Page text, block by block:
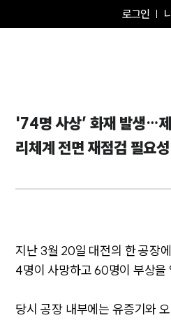
로그인
'74명 사상’ 화재 발생…
리체계 전면 재점검 필요성
지난 3월 20일 대전의 한 공장
4명이 사망하고 60명이 부상을
당시 공장 내부에는 유증기와